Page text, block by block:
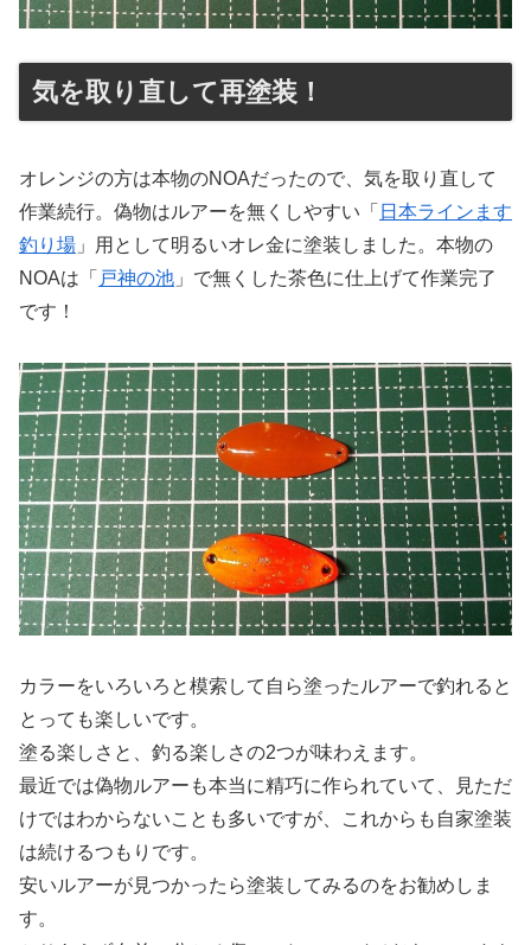
気を取り直して再塗装！
オレンジの方は本物のNOAだったので、気を取り直して
作業続行。偽物はルアーを無くしやすい「 日本ラインます
釣り場 」用として明るいオレ金に塗装しました。本物の
NOAは「 戸神の池 」で無くした茶色に仕上げて作業完了
です！
カラーをいろいろと模索して自ら塗ったルアーで釣れると
とっても楽しいです。
塗る楽しさと、釣る楽しさの2つが味わえます。
最近では偽物ルアーも本当に精巧に作られていて、見ただ
けではわからないことも多いですが、これからも自家塗装
は続けるつもりです。
安いルアーが見つかったら塗装してみるのをお勧めしま
す。